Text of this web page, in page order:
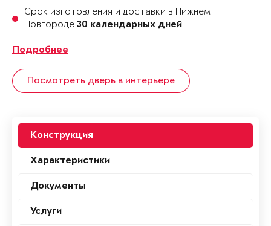
Срок изготовления и доставки в Нижнем
Новгороде 30 календарных дней.
Подробнее
Посмотреть дверь в интерьере
Конструкция
Характеристики
Документы
Услуги